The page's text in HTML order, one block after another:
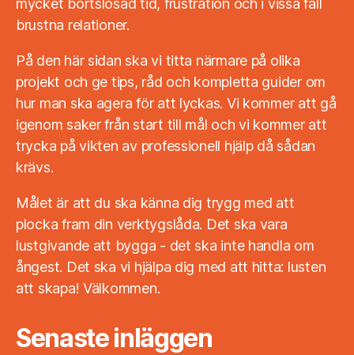
mycket bortslösad tid, frustration och i vissa fall
brustna relationer.
På den här sidan ska vi titta närmare på olika
projekt och ge tips, råd och kompletta guider om
hur man ska agera för att lyckas. Vi kommer att gå
igenom saker från start till mål och vi kommer att
trycka på vikten av professionell hjälp då sådan
krävs.
Målet är att du ska känna dig trygg med att
plocka fram din verktygslåda. Det ska vara
lustgivande att bygga - det ska inte handla om
ångest. Det ska vi hjälpa dig med att hitta: lusten
att skapa! Välkommen.
Senaste inläggen